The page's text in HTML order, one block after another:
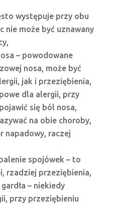
występuje przy obu
nie może być uznawany
– powodowane
nosa, może być
jak i przeziębienia,
dla alergii, przy
się ból nosa,
na obie choroby,
napadowy, raczej
spojówek – to
rzadziej przeziębienia,
– niekiedy
przy przeziębieniu